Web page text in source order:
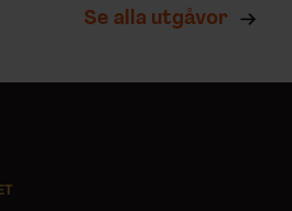
som vi samarbetar med.
Se alla utgåvor